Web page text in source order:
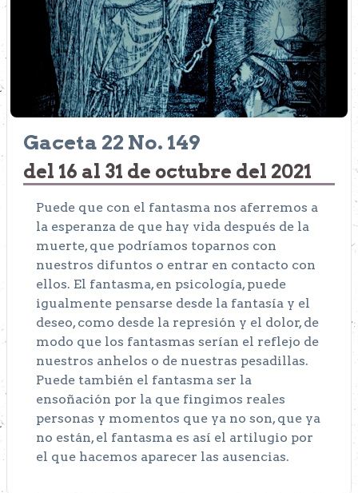
Gaceta 22 No. 149
del 16 al 31 de octubre del 2021
Puede que con el fantasma nos aferremos a
la esperanza de que hay vida después de la
muerte, que podríamos toparnos con
nuestros difuntos o entrar en contacto con
ellos. El fantasma, en psicología, puede
igualmente pensarse desde la fantasía y el
deseo, como desde la represión y el dolor, de
modo que los fantasmas serían el reflejo de
nuestros anhelos o de nuestras pesadillas.
Puede también el fantasma ser la
ensoñación por la que fingimos reales
personas y momentos que ya no son, que ya
no están, el fantasma es así el artilugio por
el que hacemos aparecer las ausencias.